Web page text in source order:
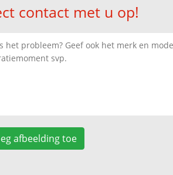
contact met u op!
afbeelding toe